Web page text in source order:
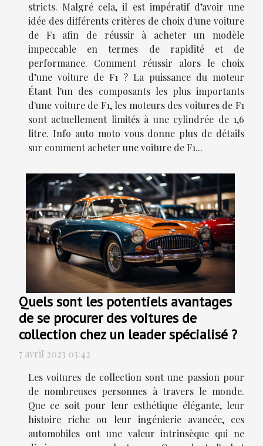
stricts. Malgré cela, il est impératif d’avoir une
idée des différents critères de choix d'une voiture
de F1 afin de réussir à acheter un modèle
impeccable en termes de rapidité et de
performance. Comment réussir alors le choix
d’une voiture de F1 ? La puissance du moteur
Étant l'un des composants les plus importants
d'une voiture de F1, les moteurs des voitures de F1
sont actuellement limités à une cylindrée de 1,6
litre. Info auto moto vous donne plus de détails
sur comment acheter une voiture de F1...
Quels sont les potentiels avantages
de se procurer des voitures de
collection chez un leader spécialisé ?
7 avril 2023 03:42
Les voitures de collection sont une passion pour
de nombreuses personnes à travers le monde.
Que ce soit pour leur esthétique élégante, leur
histoire riche ou leur ingénierie avancée, ces
automobiles ont une valeur intrinsèque qui ne